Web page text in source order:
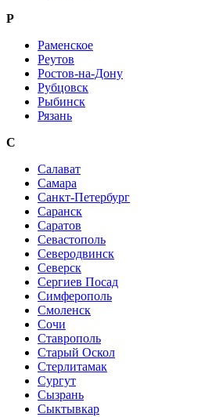
Р
Раменское
Реутов
Ростов-на-Дону
Рубцовск
Рыбинск
Рязань
С
Салават
Самара
Санкт-Петербург
Саранск
Саратов
Севастополь
Северодвинск
Северск
Сергиев Посад
Симферополь
Смоленск
Сочи
Ставрополь
Старый Оскол
Стерлитамак
Сургут
Сызрань
Сыктывкар